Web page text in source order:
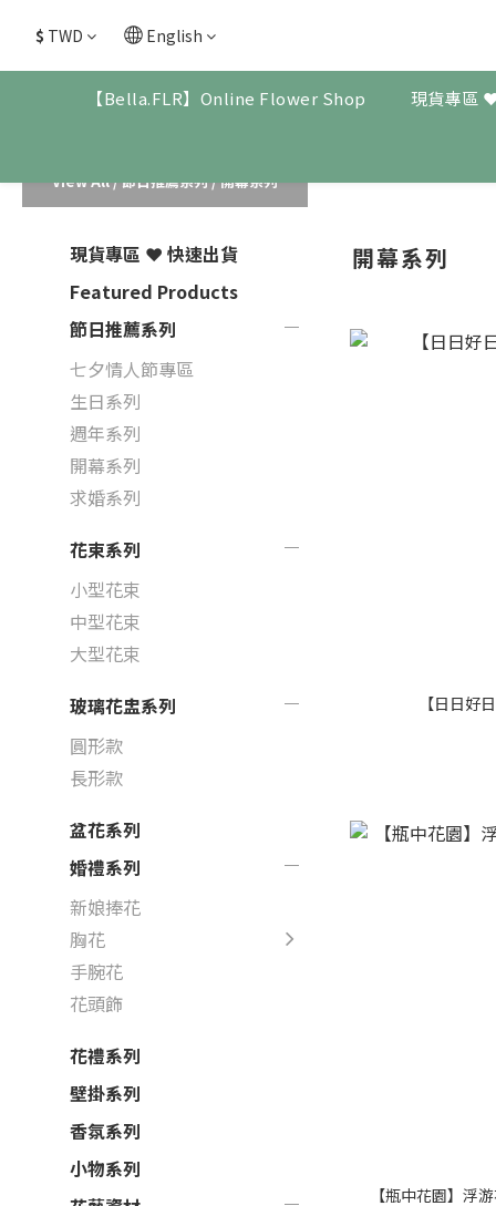
$ TWD English
【Bella.FLR】Online Flower Shop 現貨專區
View All/節日推薦系列/開幕系列
現貨專區 ❤ 快速出貨
Featured Products
節日推薦系列
七夕情人節專區
生日系列
週年系列
開幕系列
求婚系列
花束系列
小型花束
中型花束
大型花束
玻璃花盅系列
圓形款
長形款
盆花系列
婚禮系列
新娘捧花
胸花
手腕花
花頭飾
花禮系列
壁掛系列
香氛系列
小物系列
開幕系列
【日日好
【瓶中花園】浮